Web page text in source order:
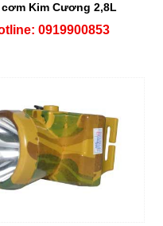
cơm Kim Cương 2,8L
0919900853